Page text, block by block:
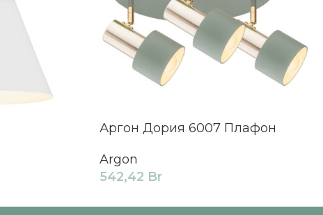
Аргон Дория 6007 Плафон
Argon
542,42 Br